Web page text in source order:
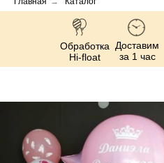
Обработка
Hi-float
Доставим
за 1 час